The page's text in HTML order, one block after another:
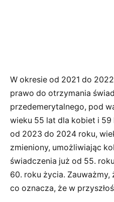
W okresie od 2021 do
prawo do otrzymania
przedemerytalnego, pod
wieku 55 lat dla kobiet i
od 2023 do 2024 roku,
zmieniony, umożliwiając
świadczenia już od 55.
60. roku życia.
co oznacza, że w